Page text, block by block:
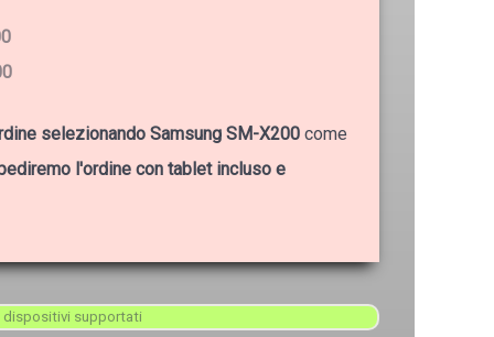
selezionando Samsung SM-X200come
l'ordine con tablet incluso e
supportati